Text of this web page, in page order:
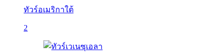
ทัวร์อเมริกาใต้
2